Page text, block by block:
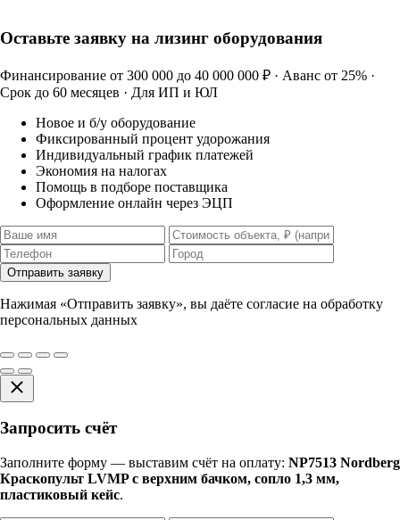
Оставьте заявку на лизинг оборудования
Финансирование от 300 000 до 40 000 000 ₽ · Аванс от 25% ·
Срок до 60 месяцев · Для ИП и ЮЛ
Новое и б/у оборудование
Фиксированный процент удорожания
Индивидуальный график платежей
Экономия на налогах
Помощь в подборе поставщика
Оформление онлайн через ЭЦП
Отправить заявку
Нажимая «Отправить заявку», вы даёте согласие на обработку
персональных данных
Запросить счёт
Заполните форму — выставим счёт на оплату: NP7513 Nordberg
Краскопульт LVMP с верхним бачком, сопло 1,3 мм,
пластиковый кейс.